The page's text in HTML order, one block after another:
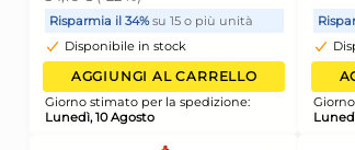
Cassetta Box Con
Coperchio 35x25x20
Bianco Giganplast
19,72 €